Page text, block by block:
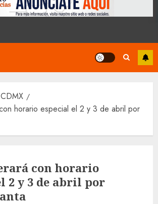
horario especial el 2 y 3 de abril por
con horario
2 y 3 de abril por